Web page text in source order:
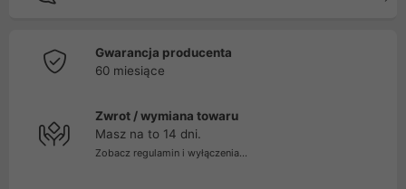
Gwarancja producenta
60 miesiące
Zwrot / wymiana towaru
Masz na to 14 dni.
Zobacz regulamin i wyłączenia...